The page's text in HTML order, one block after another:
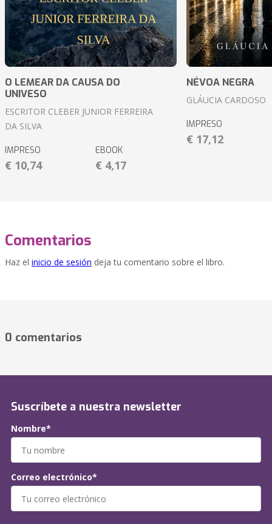
O LEMEAR DA CAUSA DO
UNIVESO
ESCRITOR CLEBER JUNIOR FERREIRA
DA SILVA
IMPRESO
€ 10,74
EBOOK
€ 4,17
NÉVOA NEGRA
GLÁUCIA CARDOSO
IMPRESO
€ 17,12
Comentarios
Haz el inicio de sesión deja tu comentario sobre el libro.
0 comentarios
Suscríbete a nuestra newsletter
Nombre*
Correo electrónico*